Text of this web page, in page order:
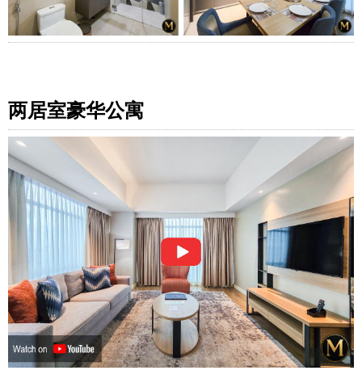
两居室豪华公寓